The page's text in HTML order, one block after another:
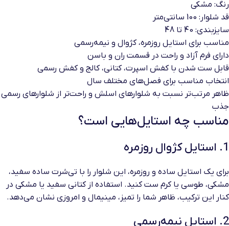
رنگ: مشکی
قد شلوار: 100 سانتی‌متر
سایزبندی: 40 تا 48
مناسب برای استایل روزمره، کژوال و نیمه‌رسمی
دارای فرم آزاد و راحت در قسمت ران و باسن
قابل ست شدن با کفش اسپرت، کتانی، کالج و کفش رسمی
انتخاب مناسب برای فصل‌های مختلف سال
ظاهر مرتب‌تر نسبت به شلوارهای اسلش و راحت‌تر از شلوارهای رسمی
جذب
مناسب چه استایل‌هایی است؟
1. استایل کژوال روزمره
برای یک استایل ساده و روزمره، این شلوار را با تی‌شرت ساده سفید،
مشکی، طوسی یا کرم ست کنید. استفاده از کتانی سفید یا مشکی در
کنار این ترکیب، ظاهر شما را تمیز، مینیمال و امروزی نشان می‌دهد.
2. استایل نیمه‌رسمی